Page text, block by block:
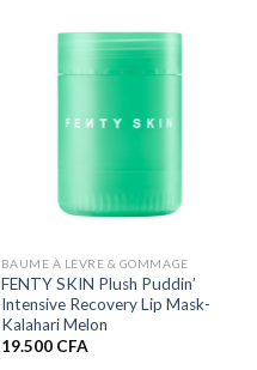
BAUME À LÈVRE & GOMMAGE
FENTY SKIN Plush Puddin’
Intensive Recovery Lip Mask-
Kalahari Melon
19.500 CFA